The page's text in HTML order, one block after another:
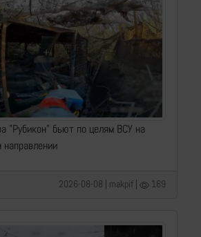
"Рубикон" бьют по целям ВСУ на
2026-08-08 | makpif | 169